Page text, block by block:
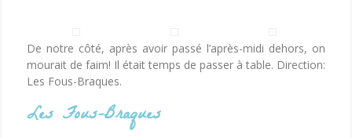
De notre côté, après avoir passé l’après-midi dehors, on
mourait de faim! Il était temps de passer à table. Direction:
Les Fous-Braques.
Les Fous-Braques